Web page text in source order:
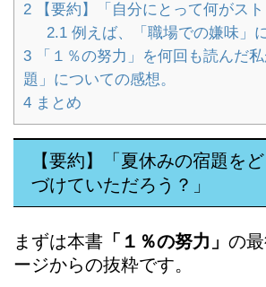
2 【要約】「自分にとって何がス
2.1例えば、「職場での嫌味」
3 「１％の努力」を何回も読んだ
題」についての感想。
4 まとめ
【要約】「夏休みの宿題を
づけていただろう？」
まずは本書 「１％の努力」 の
ージからの抜粋です。